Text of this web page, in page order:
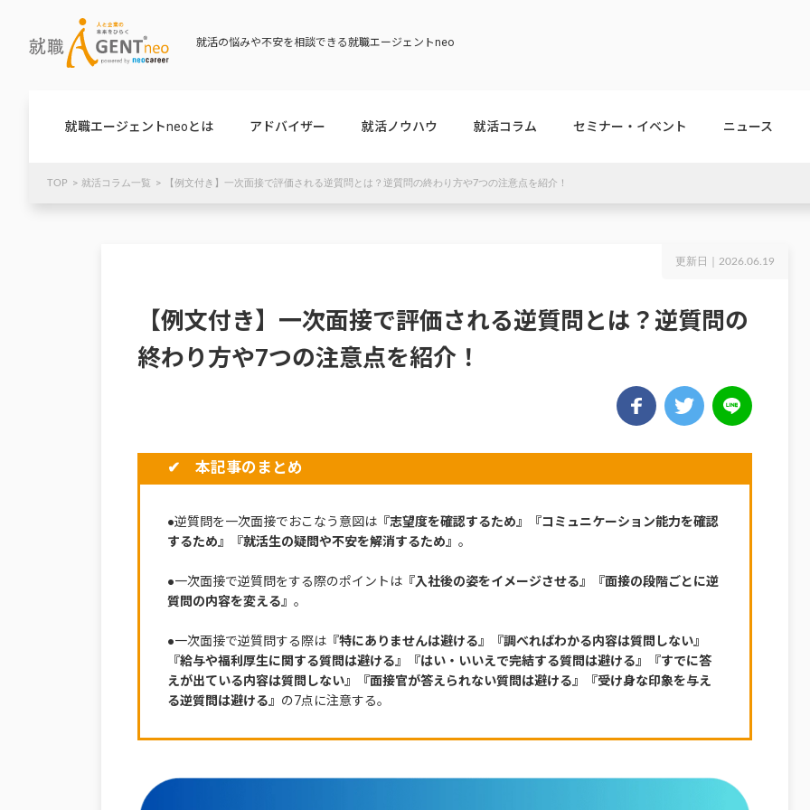
就活の悩みや不安を相談できる就職エージェントneo
就職エージェントneoとは アドバイザー 就活ノウハウ 就活コラム セミナー・イベント ニュース
TOP 就活コラム一覧 【例文付き】一次面接で評価される逆質問とは？逆質問の終わり方や7つの注意点を紹介！
更新日｜ 2026.06.19
【例文付き】一次面接で評価される逆質問とは？逆質問の
終わり方や7つの注意点を紹介！
✔ 本記事のまとめ
●逆質問を一次面接でおこなう意図は 『志望度を確認するため』『コミュニケーション能力を確認
するため』『就活生の疑問や不安を解消するため』 。
●一次面接で逆質問をする際のポイントは 『入社後の姿をイメージさせる』『面接の段階ごとに逆
質問の内容を変える』 。
●一次面接で逆質問する際は 『特にありませんは避ける』『調べればわかる内容は質問しない』
『給与や福利厚生に関する質問は避ける』『はい・いいえで完結する質問は避ける』『すでに答
えが出ている内容は質問しない』『面接官が答えられない質問は避ける』『受け身な印象を与え
る逆質問は避ける』 の7点に注意する。